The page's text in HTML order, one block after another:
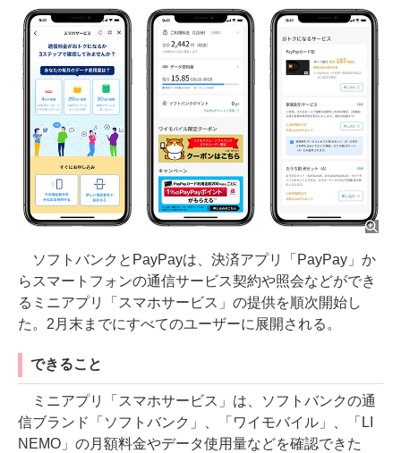
ソフトバンクとPayPayは、決済アプリ「PayPay」か
らスマートフォンの通信サービス契約や照会などができ
るミニアプリ「スマホサービス」の提供を順次開始し
た。2月末までにすべてのユーザーに展開される。
できること
ミニアプリ「スマホサービス」は、ソフトバンクの通
信ブランド「ソフトバンク」、「ワイモバイル」、「LI
NEMO」の月額料金やデータ使用量などを確認できた